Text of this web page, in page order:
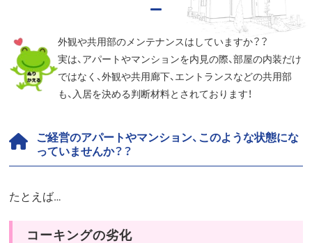
外観や共用部のメンテナンスはしていますか？？
実は、アパートやマンションを内見の際、部屋の内装だけ
ではなく、外観や共用廊下、エントランスなどの共用部
も、入居を決める判断材料とされております！
ご経営のアパートやマンション、このような状態にな
っていませんか？？
たとえば…
コーキングの劣化